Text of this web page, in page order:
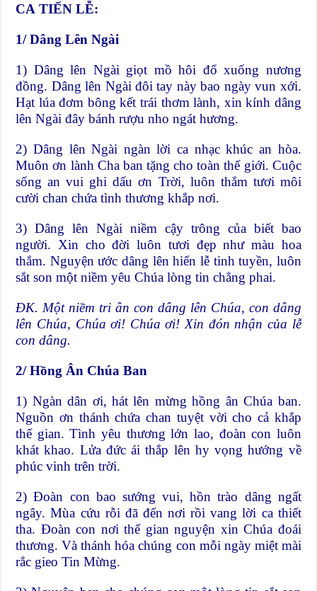
CA TIẾN LỄ:
1/ Dâng Lên Ngài
1) Dâng lên Ngài giọt mồ hôi đổ xuống nương
đồng. Dâng lên Ngài đôi tay này bao ngày vun xới.
Hạt lúa đơm bông kết trái thơm lành, xin kính dâng
lên Ngài đây bánh rượu nho ngát hương.
2) Dâng lên Ngài ngàn lời ca nhạc khúc an hòa.
Muôn ơn lành Cha ban tặng cho toàn thế giới. Cuộc
sống an vui ghi dấu ơn Trời, luôn thắm tươi môi
cười chan chứa tình thương khắp nơi.
3) Dâng lên Ngài niềm cậy trông của biết bao
người. Xin cho đời luôn tươi đẹp như màu hoa
thắm. Nguyện ước dâng lên hiến lễ tinh tuyền, luôn
sắt son một niềm yêu Chúa lòng tin chẳng phai.
ĐK. Một niềm tri ân con dâng lên Chúa, con dâng
lên Chúa, Chúa ơi! Chúa ơi! Xin đón nhận của lễ
con dâng.
2/ Hồng Ân Chúa Ban
1) Ngàn dân ơi, hát lên mừng hồng ân Chúa ban.
Nguồn ơn thánh chứa chan tuyệt vời cho cả khắp
thế gian. Tình yêu thương lớn lao, đoàn con luôn
khát khao. Lửa đức ái thắp lên hy vọng hướng về
phúc vinh trên trời.
2) Đoàn con bao sướng vui, hồn trào dâng ngất
ngây. Mùa cứu rỗi đã đến nơi rồi vang lời ca thiết
tha. Đoàn con nơi thế gian nguyện xin Chúa đoái
thương. Và thánh hóa chúng con mỗi ngày miệt mài
rắc gieo Tin Mừng.